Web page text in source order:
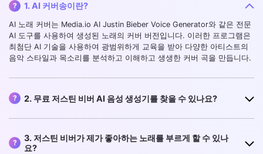
? 1. AI 커버송이란?
AI 노래 커버는 Media.io AI Justin Bieber Voice Generator와 같은 전문
AI 도구를 사용하여 생성된 노래의 커버 버전입니다. 이러한 프로그램은
최첨단 AI 기술을 사용하여 광범위하게 교육을 받아 다양한 아티스트의
음악 스타일과 목소리를 분석하고 이해하고 생생한 커버 곡을 만듭니다.
? 2. 무료 저스틴 비버 AI 음성 생성기를 찾을 수 있나요?
?
3. 저스틴 비버가 제가 좋아하는 노래를 부르게 할 수 있나
요?